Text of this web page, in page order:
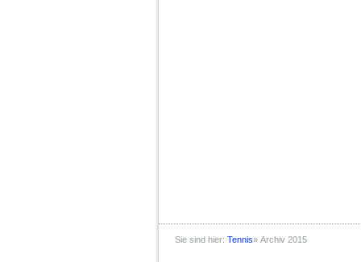
Sie sind hier: Tennis» Archiv 2015